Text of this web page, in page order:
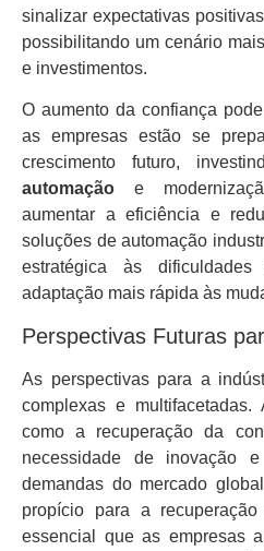
sinalizar expectativas
possibilitando um cenário
e investimentos.
O aumento da confiança
as empresas estão se
crescimento futuro,
automação e
aumentar a eficiência e
soluções de automação
estratégica às
adaptação mais rápida às
Perspectivas Futuras
As perspectivas para a
complexas e
como a recuperação da
necessidade de inovação
demandas do mercado
propício para a
essencial que as empresas